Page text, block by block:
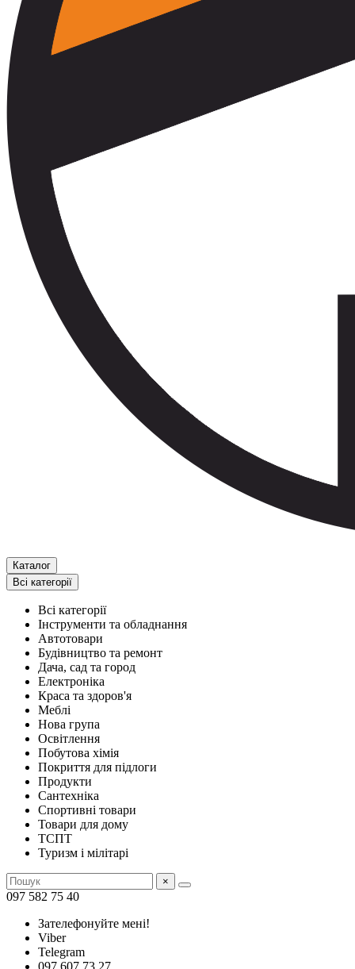
Каталог
Всі категорії
Всі категорії
Інструменти та обладнання
Автотовари
Будівництво та ремонт
Дача, сад та город
Електроніка
Краса та здоров'я
Меблі
Нова група
Освітлення
Побутова хімія
Покриття для підлоги
Продукти
Сантехніка
Спортивні товари
Товари для дому
ТСПТ
Туризм і мілітарі
×
097 582 75 40
Зателефонуйте мені!
Viber
Telegram
097 607 73 27